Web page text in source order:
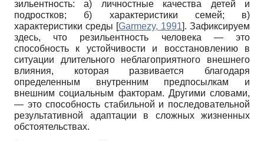
зильентность: а) личностные качества детей и
подростков; б) характеристики семей; в)
характеристики среды [Garmezy, 1991]. Зафиксируем
здесь, что резильентность человека — это
способность к устойчивости и восстановлению в
ситуации длительного неблагоприятного внешнего
влияния, которая развивается благодаря
определенным внутренним предпосылкам и
внешним социальным факторам. Другими словами,
— это способность стабильной и последовательной
результативной адаптации в сложных жизненных
обстоятельствах.